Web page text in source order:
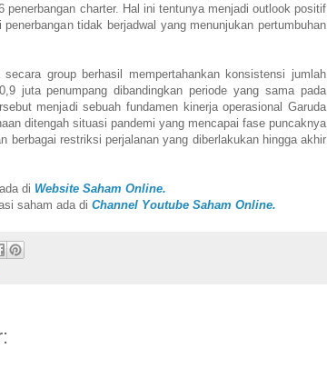
penerbangan charter. Hal ini tentunya menjadi outlook positif
tidak berjadwal yang menunjukan pertumbuhan
group berhasil mempertahankan konsistensi jumlah
juta penumpang dibandingkan periode yang sama pada
menjadi sebuah fundamen kinerja operasional Garuda
ditengah situasi pandemi yang mencapai fase puncaknya
berbagai restriksi perjalanan yang diberlakukan hingga akhir
di Website Saham Online.
saham ada di Channel Youtube Saham Online.